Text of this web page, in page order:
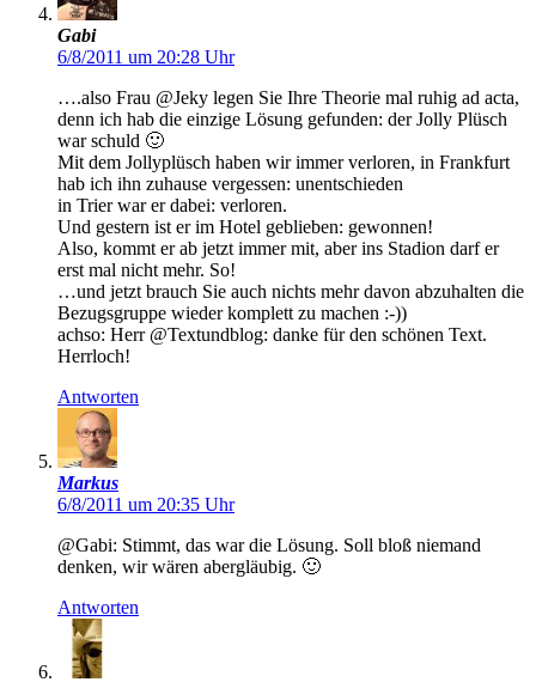
Gabi
6/8/2011 um 20:28 Uhr
….also Frau @Jeky legen Sie Ihre Theorie mal ruhig ad acta,
denn ich hab die einzige Lösung gefunden: der Jolly Plüsch
war schuld 🙂
Mit dem Jollyplüsch haben wir immer verloren, in Frankfurt
hab ich ihn zuhause vergessen: unentschieden
in Trier war er dabei: verloren.
Und gestern ist er im Hotel geblieben: gewonnen!
Also, kommt er ab jetzt immer mit, aber ins Stadion darf er
erst mal nicht mehr. So!
…und jetzt brauch Sie auch nichts mehr davon abzuhalten die
Bezugsgruppe wieder komplett zu machen :-))
achso: Herr @Textundblog: danke für den schönen Text.
Herrloch!
Antworten
Markus
6/8/2011 um 20:35 Uhr
@Gabi: Stimmt, das war die Lösung. Soll bloß niemand
denken, wir wären abergläubig. 🙂
Antworten